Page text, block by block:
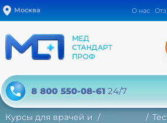
Москва О нас
8 800 550-08-61 24/7
Курсы для врачей и